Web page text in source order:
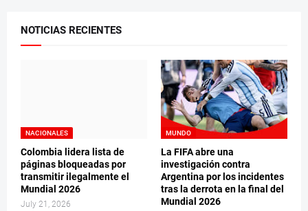
NOTICIAS RECIENTES
NACIONALES
Colombia lidera lista de
páginas bloqueadas por
transmitir ilegalmente el
Mundial 2026
July 21, 2026
MUNDO
La FIFA abre una
investigación contra
Argentina por los incidentes
tras la derrota en la final del
Mundial 2026